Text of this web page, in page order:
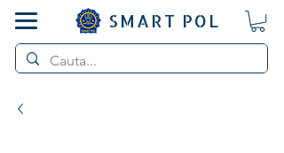
SMART POL